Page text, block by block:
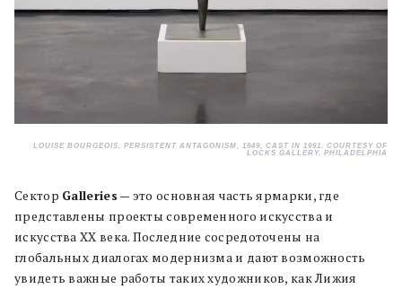
LOUISE BOURGEOIS, PERSISTENT ANTAGONISM, 1949, CAST IN 1991. COURTESY OF
LOCKS GALLERY, PHILADELPHIA
Сектор Galleries — это основная часть ярмарки, где
представлены проекты современного искусства и
искусства XX века. Последние сосредоточены на
глобальных диалогах модернизма и дают возможность
увидеть важные работы таких художников, как Лижия